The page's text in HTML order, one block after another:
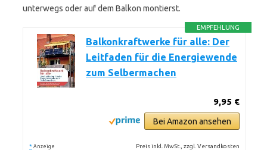
unterwegs oder auf dem Balkon montierst.
EMPFEHLUNG
Balkonkraftwerke für alle: Der
Leitfaden für die Energiewende
zum Selbermachen
9,95 €
Bei Amazon ansehen
* Anzeige Preis inkl. MwSt., zzgl. Versandkosten